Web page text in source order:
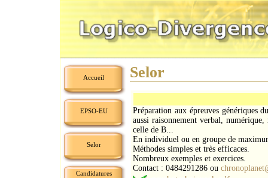
Accueil
EPSO-EU
Selor
Candidatures
Selor
Préparation aux épreuves génériques
aussi raisonnement verbal,
celle de B...
En individuel ou en groupe de
Méthodes simples et très efficaces.
Nombreux exemples et exercices.
Contact : 0484291286 ou